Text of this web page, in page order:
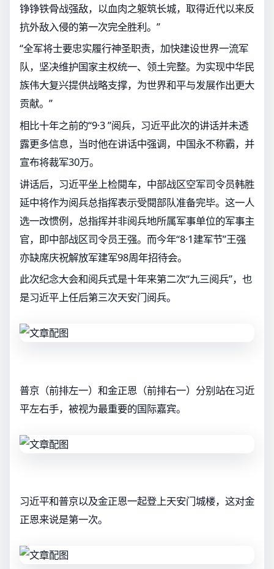
铮铮铁骨战强敌，以血肉之躯筑长城，取得近代以来反
抗外敌入侵的第一次完全胜利。”
“全军将士要忠实履行神圣职责，加快建设世界一流军
队，坚决维护国家主权统一、领土完整。为实现中华民
族伟大复兴提供战略支撑，为世界和平与发展作出更大
贡献。”
相比十年之前的“9·3 ”阅兵，习近平此次的讲话并未透
露更多信息，当时他在讲话中强调，中国永不称霸，并
宣布将裁军30万。
讲话后，习近平坐上检閱车，中部战区空军司令员韩胜
延中将作为阅兵总指挥表示受閱部队准备完毕。这一人
选一改惯例，总指挥并非阅兵地所属军事单位的军事主
官，即中部战区司令员王强。而今年“8·1建军节”王强
亦缺席庆祝解放军建军98周年招待会。
此次纪念大会和阅兵式是十年来第二次“九三阅兵”，也
是习近平上任后第三次天安门阅兵。
普京（前排左一）和金正恩（前排右一）分别站在习近
平左右手，被视为最重要的国际嘉宾。
习近平和普京以及金正恩一起登上天安门城楼，这对金
正恩来说是第一次。